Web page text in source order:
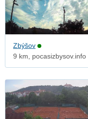
Zbýšov
9 km, pocasizbysov.info